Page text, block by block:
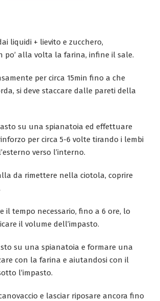
liquidi + lievito e zucchero,
po’ alla volta la farina, infine il sale.
per circa 15min fino a che
si deve staccare dalle pareti della
su una spianatoia ed effettuare
per circa 5-6 volte tirando i lembi
verso l’interno.
da rimettere nella ciotola, coprire
il tempo necessario, fino a 6 ore, lo
il volume dell’impasto.
su una spianatoia e formare una
con la farina e aiutandosi con il
l’impasto.
e lasciar riposare ancora fino